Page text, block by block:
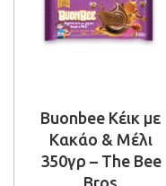
Buonbee Κέικ με
Κακάο & Μέλι
350γρ – The Bee
Bros